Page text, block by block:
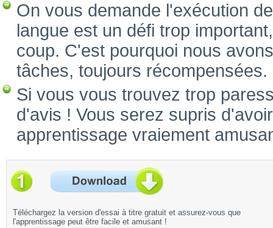
On vous demande l'exécution
langue est un défi trop
coup. C'est pourquoi nous
tâches, toujours récompensées.
Si vous vous trouvez trop
d'avis ! Vous serez supris
apprentissage vraiement
Téléchargez la version d'essai à titre gratuit et assurez-vous que
l'apprentissage peut être facile et amusant !